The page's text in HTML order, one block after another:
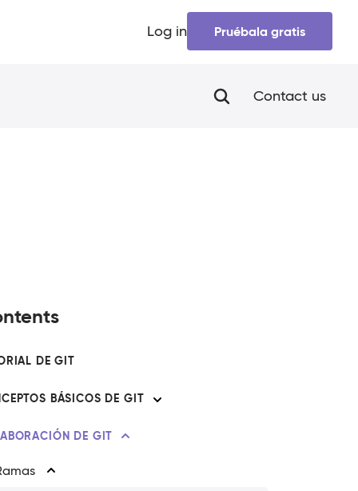
Log in Pruébala gratis
Contact us
DE GIT
BÁSICOS DE GIT
DE GIT